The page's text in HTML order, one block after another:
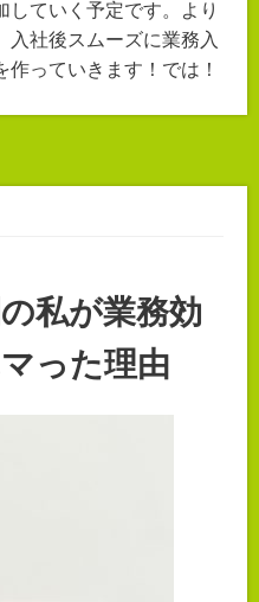
していく予定です。より
入社後スムーズに業務入
っていきます！では！
私が業務効
った理由